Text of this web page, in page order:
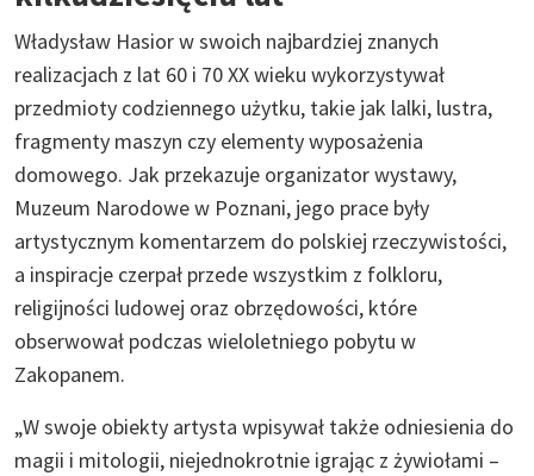
Władysław Hasior w swoich najbardziej znanych
realizacjach z lat 60 i 70 XX wieku wykorzystywał
przedmioty codziennego użytku, takie jak lalki, lustra,
fragmenty maszyn czy elementy wyposażenia
domowego. Jak przekazuje organizator wystawy,
Muzeum Narodowe w Poznani, jego prace były
artystycznym komentarzem do polskiej rzeczywistości,
a inspiracje czerpał przede wszystkim z folkloru,
religijności ludowej oraz obrzędowości, które
obserwował podczas wieloletniego pobytu w
Zakopanem.
„W swoje obiekty artysta wpisywał także odniesienia do
magii i mitologii, niejednokrotnie igrając z żywiołami –